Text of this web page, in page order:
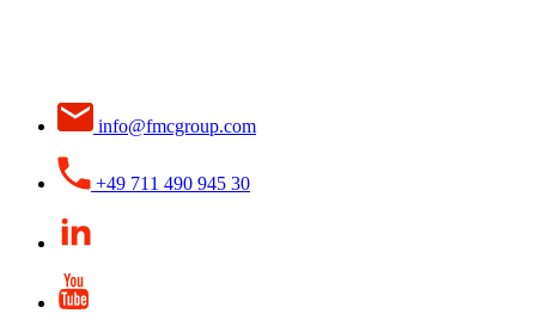
info@fmcgroup.com
+49 711 490 945 30